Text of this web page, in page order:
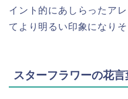
イント的にあしらったア
てより明るい印象になりそ
スターフラワーの花言